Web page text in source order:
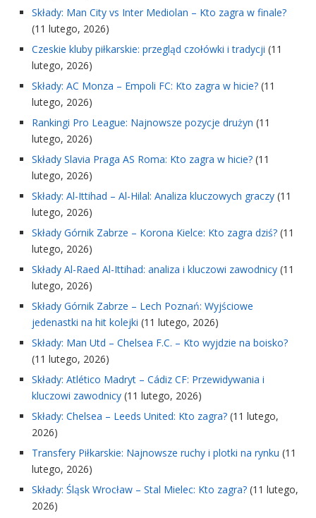
Składy: Man City vs Inter Mediolan – Kto zagra w finale?
(11 lutego, 2026)
Czeskie kluby piłkarskie: przegląd czołówki i tradycji (11
lutego, 2026)
Składy: AC Monza – Empoli FC: Kto zagra w hicie? (11
lutego, 2026)
Rankingi Pro League: Najnowsze pozycje drużyn (11
lutego, 2026)
Składy Slavia Praga AS Roma: Kto zagra w hicie? (11
lutego, 2026)
Składy: Al-Ittihad – Al-Hilal: Analiza kluczowych graczy (11
lutego, 2026)
Składy Górnik Zabrze – Korona Kielce: Kto zagra dziś? (11
lutego, 2026)
Składy Al-Raed Al-Ittihad: analiza i kluczowi zawodnicy (11
lutego, 2026)
Składy Górnik Zabrze – Lech Poznań: Wyjściowe
jedenastki na hit kolejki (11 lutego, 2026)
Składy: Man Utd – Chelsea F.C. – Kto wyjdzie na boisko?
(11 lutego, 2026)
Składy: Atlético Madryt – Cádiz CF: Przewidywania i
kluczowi zawodnicy (11 lutego, 2026)
Składy: Chelsea – Leeds United: Kto zagra? (11 lutego,
2026)
Transfery Piłkarskie: Najnowsze ruchy i plotki na rynku (11
lutego, 2026)
Składy: Śląsk Wrocław – Stal Mielec: Kto zagra? (11 lutego,
2026)